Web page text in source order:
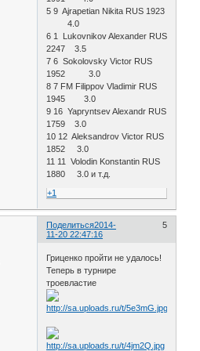
5 9 Ajrapetian Nikita RUS 1923
4.0
6 1 Lukovnikov Alexander RUS
2247 3.5
7 6 Sokolovsky Victor RUS
1952 3.0
8 7 FM Filippov Vladimir RUS
1945 3.0
9 16 Yapryntsev Alexandr RUS
1759 3.0
10 12 Aleksandrov Victor RUS
1852 3.0
11 11 Volodin Konstantin RUS
1880 3.0 и т.д.
+1
Поделиться 5
2014-
11-20 22:47:16
Гриценко пройти не удалось!
Теперь в турнире
троевластие